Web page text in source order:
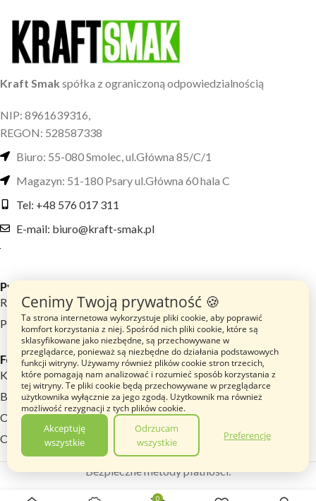
Kraft Smak spółka z ograniczoną odpowiedzialnością
NIP: 8961639316,
REGON: 528587338
Biuro: 55-080 Smolec, ul.Główna 85/C/1
Magazyn: 51-180 Psary ul.Główna 60 hala C
Tel: +48 576 017 311
E-mail: biuro@kraft-smak.pl
Przydatne linki
Regulamin sklepu
Polityka prywatności
Footer menu
Katalog Produktów
Blog
O nas
Opinie
Bezpieczne metody płatności:
Wafelki
chrupiące
0
Cenimy Twoją prywatność 🍪
Ta strona internetowa wykorzystuje pliki cookie, aby poprawić
komfort korzystania z niej. Spośród nich pliki cookie, które są
sklasyfikowane jako niezbędne, są przechowywane w
przeglądarce, ponieważ są niezbędne do działania podstawowych
funkcji witryny. Używamy również plików cookie stron trzecich,
które pomagają nam analizować i rozumieć sposób korzystania z
tej witryny. Te pliki cookie będą przechowywane w przeglądarce
użytkownika wyłącznie za jego zgodą. Użytkownik ma również
możliwość rezygnacji z tych plików cookie.
Akceptuję
wszystkie
Odrzucam
wszystkie
Preferencje